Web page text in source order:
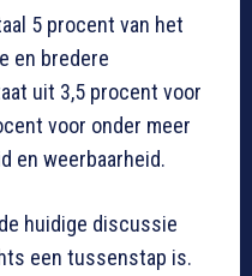
5 procent van het
en bredere
uit 3,5 procent voor
voor onder meer
en weerbaarheid.
huidige discussie
een tussenstap is.